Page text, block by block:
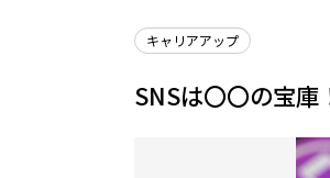
キャリアアップ
SNSは〇〇の宝庫